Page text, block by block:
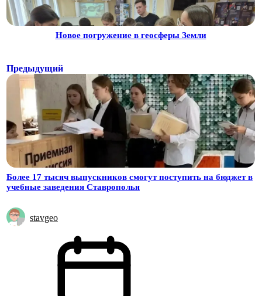
Новое погружение в геосферы Земли
Предыдущий
Более 17 тысяч выпускников смогут поступить на бюджет в
учебные заведения Ставрополья
stavgeo